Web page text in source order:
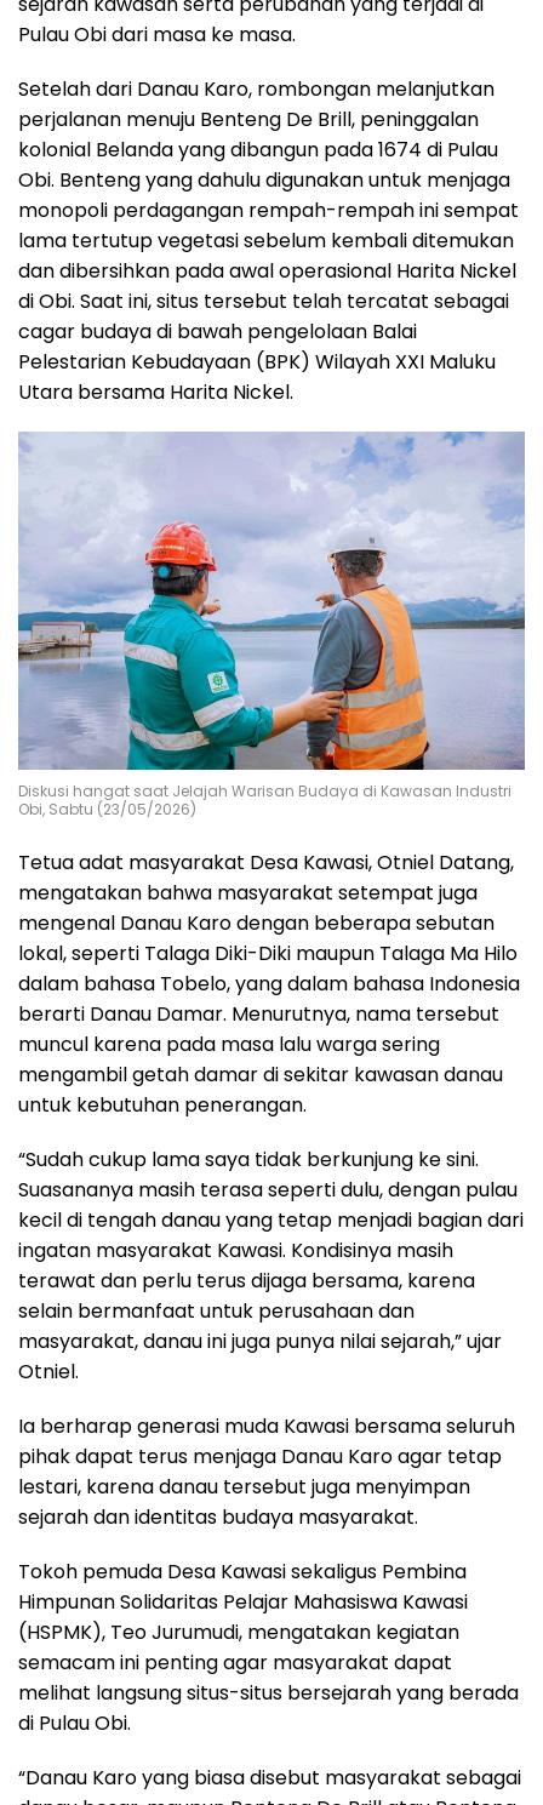
Pulau Obi dari masa ke masa.
Setelah dari Danau Karo, rombongan melanjutkan
perjalanan menuju Benteng De Brill, peninggalan
kolonial Belanda yang dibangun pada 1674 di Pulau
Obi. Benteng yang dahulu digunakan untuk menjaga
monopoli perdagangan rempah-rempah ini sempat
lama tertutup vegetasi sebelum kembali ditemukan
dan dibersihkan pada awal operasional Harita Nickel
di Obi. Saat ini, situs tersebut telah tercatat sebagai
cagar budaya di bawah pengelolaan Balai
Pelestarian Kebudayaan (BPK) Wilayah XXI Maluku
Utara bersama Harita Nickel.
Diskusi hangat saat Jelajah Warisan Budaya di Kawasan Industri
Obi, Sabtu (23/05/2026)
Tetua adat masyarakat Desa Kawasi, Otniel Datang,
mengatakan bahwa masyarakat setempat juga
mengenal Danau Karo dengan beberapa sebutan
lokal, seperti Talaga Diki-Diki maupun Talaga Ma Hilo
dalam bahasa Tobelo, yang dalam bahasa Indonesia
berarti Danau Damar. Menurutnya, nama tersebut
muncul karena pada masa lalu warga sering
mengambil getah damar di sekitar kawasan danau
untuk kebutuhan penerangan.
“Sudah cukup lama saya tidak berkunjung ke sini.
Suasananya masih terasa seperti dulu, dengan pulau
kecil di tengah danau yang tetap menjadi bagian dari
ingatan masyarakat Kawasi. Kondisinya masih
terawat dan perlu terus dijaga bersama, karena
selain bermanfaat untuk perusahaan dan
masyarakat, danau ini juga punya nilai sejarah,” ujar
Otniel.
Ia berharap generasi muda Kawasi bersama seluruh
pihak dapat terus menjaga Danau Karo agar tetap
lestari, karena danau tersebut juga menyimpan
sejarah dan identitas budaya masyarakat.
Tokoh pemuda Desa Kawasi sekaligus Pembina
Himpunan Solidaritas Pelajar Mahasiswa Kawasi
(HSPMK), Teo Jurumudi, mengatakan kegiatan
semacam ini penting agar masyarakat dapat
melihat langsung situs-situs bersejarah yang berada
di Pulau Obi.
“Danau Karo yang biasa disebut masyarakat sebagai